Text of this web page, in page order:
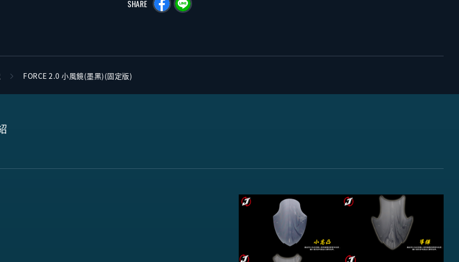
SHARE
FORCE 2.0 小風鏡(墨黑)(固定版)